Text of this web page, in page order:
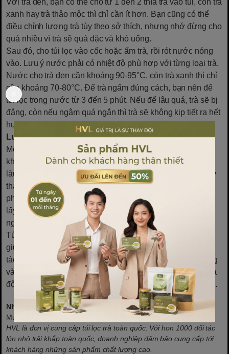
xanh hay trà thảo mộc thì chỉ cần ít hơn. Bạn cũng có thể
điều chỉnh lượng trà tùy theo sở thích, nhưng nhớ đừng cho
quá nhiều vì trà sẽ quá đặc và khó uống.
Sau đó, cho túi lọc vào cốc hoặc ấm trà, rồi rót nước nóng
vào. Lưu ý nước phải có nhiệt độ phù hợp với từng loại trà.
Nước cho trà đen cần khoảng 90-95°C, còn trà xanh thì chỉ
cần khoảng 70-80°C. Để trà ngấm đúng cách, bạn nên để
túi lọc trong nước từ 3 đến 5 phút. Nếu để lâu quá, trà sẽ bị
đắng, còn nếu ngâm quá ngắn thì trà sẽ không kịp tiết ra hết
hương vị.
Lưu ý khi sử dụng túi lọc trà bằng vải
Một lưu ý quan trọng khi sử dụng túi lọc trà bằng vải là
không nên để túi lọc quá lâu trong trà. Nếu để túi lọc quá
lâu, trà sẽ bị đắng và mất đi hương vị tươi mới. Vì vậy, hãy
thay túi lọc trà thường xuyên và không nên để túi trà quá 5
phút trong nước. Khi trà đã được chiết xuất đủ, bạn có thể
lấy túi lọc ra và thưởng thức một tách trà đậm đà, thơm
ngon.
Túi lọc trà bằng vải không chỉ mang lại sự tiện lợi mà còn
giữ nguyên hương vị tự nhiên của trà, giúp bạn có những
tách trà tuyệt vời mỗi ngày. Chỉ cần chú ý đến việc sử dụng
và bảo quản đúng cách, bạn sẽ duy trì được chất lượng và
độ bền của túi lọc, tận hưởng trà ngon trong nhiều năm tới.
Những câu hỏi thường gặp:
Mua túi lọc trà ở đâu?
HVL là đơn vị cung câp túi lọc trà toàn quốc. Với hơn 1000 đối tác
lớn nhỏ trải khắp toàn quốc, doanh nghiệp đảm bảo cung cấp tới
khách hàng những sản phẩm chất lượng cao.